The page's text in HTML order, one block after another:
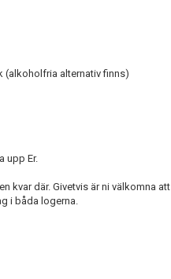
(alkoholfria alternativ finns)
upp Er.
kvar där. Givetvis är ni välkomna att
i båda logerna.